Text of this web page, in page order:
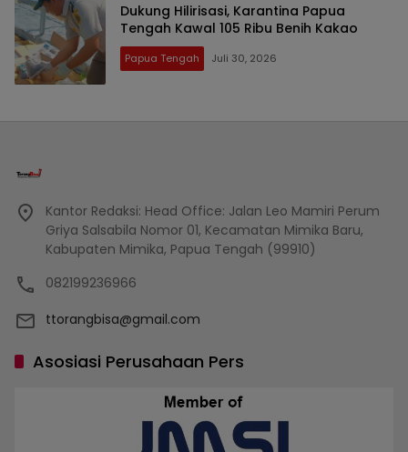
Dukung Hilirisasi, Karantina Papua
Tengah Kawal 105 Ribu Benih Kakao
Papua Tengah Juli 30, 2026
Kantor Redaksi: Head Office: Jalan Leo Mamiri Perum
Griya Salsabila Nomor 01, Kecamatan Mimika Baru,
Kabupaten Mimika, Papua Tengah (99910)
082199236966
ttorangbisa@gmail.com
Asosiasi Perusahaan Pers